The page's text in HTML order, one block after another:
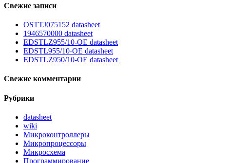
Свежие записи
OSTTJ075152 datasheet
1946570000 datasheet
EDSTLZ955/10-OE datasheet
EDSTL955/10-OE datasheet
EDSTLZ950/10-OE datasheet
Свежие комментарии
Рубрики
datasheet
wiki
Микроконтроллеры
Микропроцессоры
Микросхема
Программирование